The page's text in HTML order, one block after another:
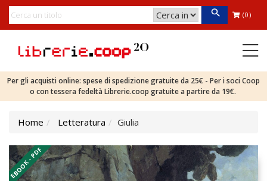
(0)
Per gli acquisti online: spese di spedizione gratuite da 25€ - Per i soci Coop
o con tessera fedeltà Librerie.coop gratuite a partire da 19€.
Home Letteratura Giulia
EBOOK - PDF